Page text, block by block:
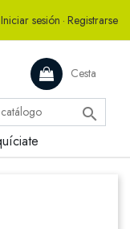
Iniciar sesión · Registrarse
Cesta
